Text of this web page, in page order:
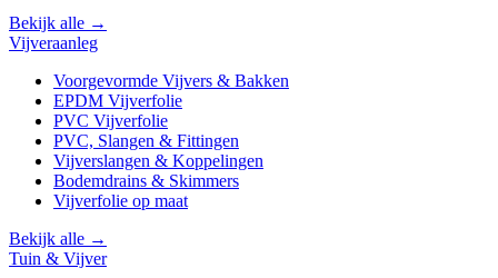
Bekijk alle →
Vijveraanleg
Voorgevormde Vijvers & Bakken
EPDM Vijverfolie
PVC Vijverfolie
PVC, Slangen & Fittingen
Vijverslangen & Koppelingen
Bodemdrains & Skimmers
Vijverfolie op maat
Bekijk alle →
Tuin & Vijver